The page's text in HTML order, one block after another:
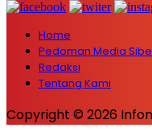
Home
Pedoman Media
Redaksi
Tentang Kami
Copyright © 2026